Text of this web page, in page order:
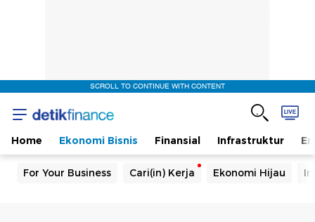
SCROLL TO CONTINUE WITH CONTENT
Home Ekonomi Bisnis Finansial Infrastruktur
For Your Business Cari(in) Kerja Ekonomi Hijau